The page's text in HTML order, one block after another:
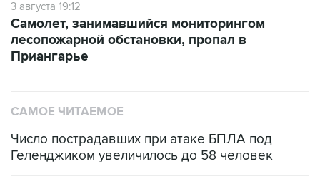
Три человека погибли, двое ранены при атаке
БПЛА на автомобиль в Удмуртии
Путин сообщил о решении сосредоточить в
выходят на мировые рынки
Социальная реклама, АНО «Национальные приоритеты».